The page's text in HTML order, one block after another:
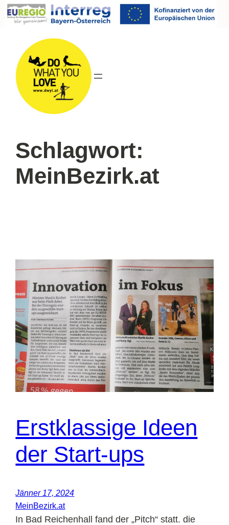
Direkt
zum
wechseln
Schlagwort:
MeinBezirk.at
Erstklassige Ideen
der Start-ups
Jänner 17, 2024
MeinBezirk.at
In Bad Reichenhall fand der „Pitch“ statt. die